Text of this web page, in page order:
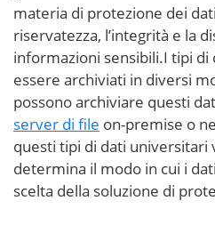
materia di protezione dei
riservatezza, l’integrità e la
informazioni sensibili.I tipi di
essere archiviati in diversi
possono archiviare questi
server di file on-premise o
questi tipi di dati universitari
determina il modo in cui i
scelta della soluzione di